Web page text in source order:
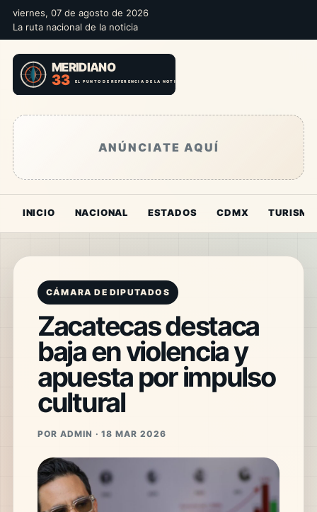
viernes, 07 de agosto de 2026
La ruta nacional de la noticia
ANÚNCIATE AQUÍ
INICIO NACIONAL ESTADOS CDMX TURISMO
CÁMARA DE DIPUTADOS
Zacatecas destaca
baja en violencia y
apuesta por impulso
cultural
POR ADMIN · 18 MAR 2026